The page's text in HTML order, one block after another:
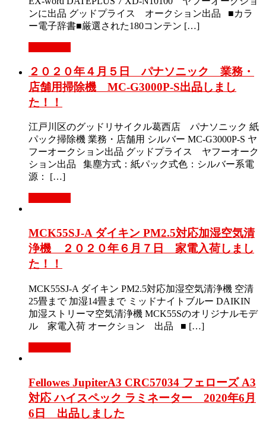
ンに出品 グッドプライス オークション出品 ■カラ
ー電子辞書■厳選された180コンテン […]
２０２０年４月５日 パナソニック 業務・
店舗用掃除機 MC-G3000P-S出品しまし
た！！
江戸川区のグッドリサイクル葛西店 パナソニック 紙
パック掃除機 業務・店舗用 シルバー MC-G3000P-S ヤ
フーオークション出品 グッドプライス ヤフーオーク
ション出品 集塵方式：紙パック式色：シルバー系電
源： […]
MCK55SJ-A ダイキン PM2.5対応加湿空気清
浄機 ２０２０年６月７日 家電入荷しまし
た！！
MCK55SJ-A ダイキン PM2.5対応加湿空気清浄機 空清
25畳まで 加湿14畳まで ミッドナイトブルー DAIKIN
加湿ストリーマ空気清浄機 MCK55Sのオリジナルモデ
ル 家電入荷 オークション 出品 ■ […]
Fellowes JupiterA3 CRC57034 フェローズ A3
対応 ハイスペック ラミネーター 2020年6月
6日 出品しました